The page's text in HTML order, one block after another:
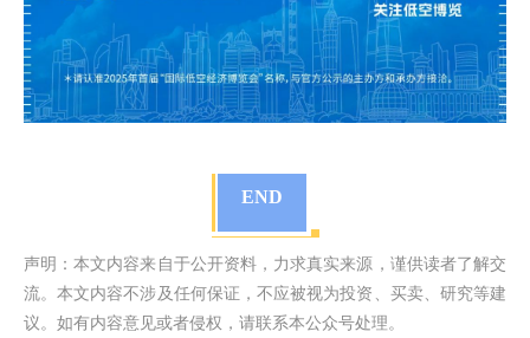
END
声明：本文内容来自于公开资料，力求真实来源，谨供读者了解交
流。本文内容不涉及任何保证，不应被视为投资、买卖、研究等建
议。如有内容意见或者侵权，请联系本公众号处理。